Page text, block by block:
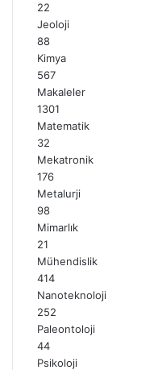
22
Jeoloji
88
Kimya
567
Makaleler
1301
Matematik
32
Mekatronik
176
Metalurji
98
Mimarlık
21
Mühendislik
414
Nanoteknoloji
252
Paleontoloji
44
Psikoloji